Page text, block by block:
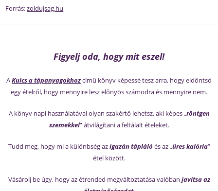
Forrás:zoldujsag.hu
Figyelj oda, hogy mit eszel!
AKulcs a tápanyagokhozcímű könyv képessé tesz arra, hogy eldöntsd
egy ételről, hogy mennyire lesz előnyös számodra és mennyire nem.
A könyv napi használatával olyan szakértő lehetsz, aki képes „röntgen
szemekkel” átvilágítani a feltálalt ételeket.
Tudd meg, hogy mi a különbség azigazán tápláló és az „üres kalória”
étel között.
Vásárolj be úgy, hogy az étrended megváltoztatása valóban javítsa az